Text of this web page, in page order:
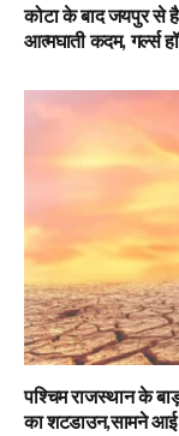
कोटा के बाद जयपुर से
आत्मघाती कदम, गर्ल्स
पश्चिम राजस्थान के
का शटडाउन,सामने